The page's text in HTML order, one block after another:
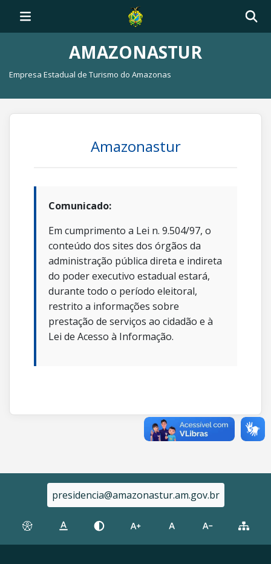
AMAZONASTUR
Empresa Estadual de Turismo do Amazonas
Amazonastur
Comunicado:
Em cumprimento a Lei n. 9.504/97, o
conteúdo dos sites dos órgãos da
administração pública direta e indireta
do poder executivo estadual estará,
durante todo o período eleitoral,
restrito a informações sobre
prestação de serviços ao cidadão e à
Lei de Acesso à Informação.
presidencia@amazonastur.am.gov.br